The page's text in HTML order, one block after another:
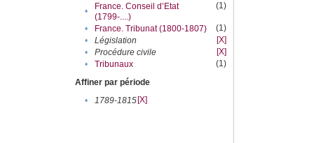
•
France. Conseil d’Etat
(1799-....)
(1)
• France. Tribunat (1800-1807)
(1)
•
Législation
[X]
•
Procédure civile
[X]
•
Tribunaux
(1)
Affiner par période
•
1789-1815[X]